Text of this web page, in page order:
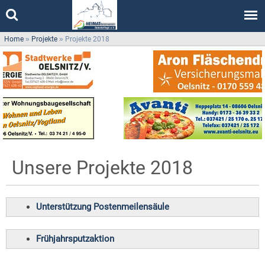
Home » Projekte » Projekte 2018
Unsere Projekte 2018
Unterstützung Postenmeilensäule
Frühjahrsputzaktion